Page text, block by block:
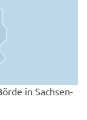
in Sachsen-